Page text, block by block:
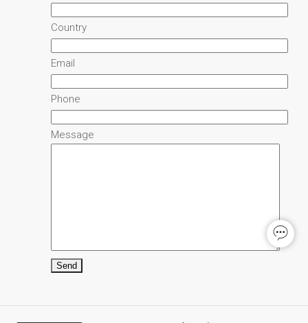
Country
Email
Phone
Message